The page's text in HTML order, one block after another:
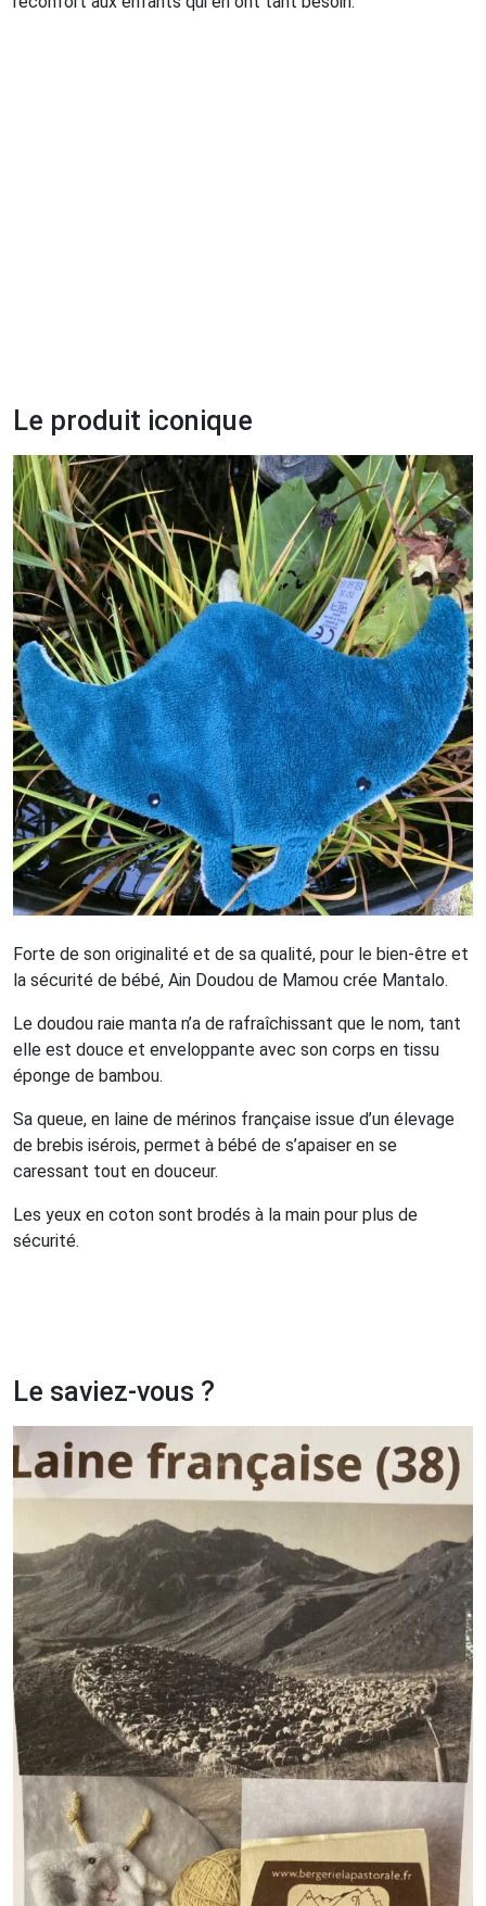
Le produit iconique
Forte de son originalité et de sa qualité, pour le bien-être et
la sécurité de bébé, Ain Doudou de Mamou crée Mantalo.
Le doudou raie manta n’a de rafraîchissant que le nom, tant
elle est douce et enveloppante avec son corps en tissu
éponge de bambou.
Sa queue, en laine de mérinos française issue d’un élevage
de brebis isérois, permet à bébé de s’apaiser en se
caressant tout en douceur.
Les yeux en coton sont brodés à la main pour plus de
sécurité.
Le saviez-vous ?